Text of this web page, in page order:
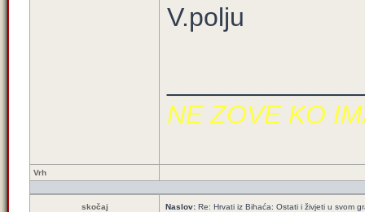
V.polju
NE ZOVE KO
Vrh
skočaj Naslov: Re: Hrvati iz Bihaća: Ostati i živjeti u svom